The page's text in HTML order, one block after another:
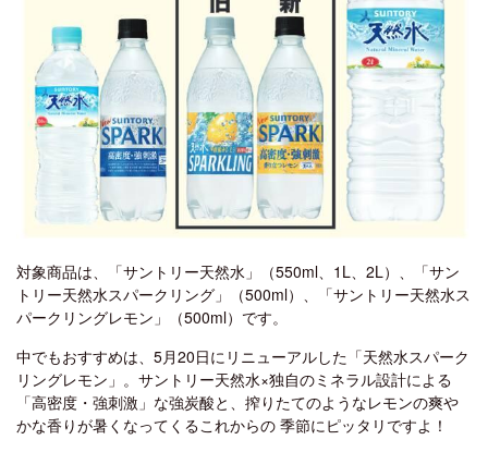
対象商品は、「サントリー天然水」（550ml、1L、2L）、「サン
トリー天然水スパークリング」（500ml）、「サントリー天然水ス
パークリングレモン」（500ml）です。
中でもおすすめは、5月20日にリニューアルした「天然水スパーク
リングレモン」。サントリー天然水×独自のミネラル設計による
「高密度・強刺激」な強炭酸と、搾りたてのようなレモンの爽や
かな香りが暑くなってくるこれからの 季節にピッタリですよ！